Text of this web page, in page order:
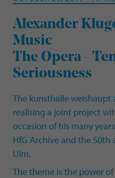
Alexander
Music
The Opera -
Seriousness
The kunsthalle weishaupt
realising a joint project
occasion of his many
HfG Archive and the 50th
Ulm.
The theme is the power